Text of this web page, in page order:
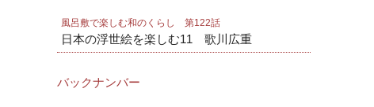
風呂敷で楽しむ和のくらし 第122話
日本の浮世絵を楽しむ11 歌川広重
バックナンバー